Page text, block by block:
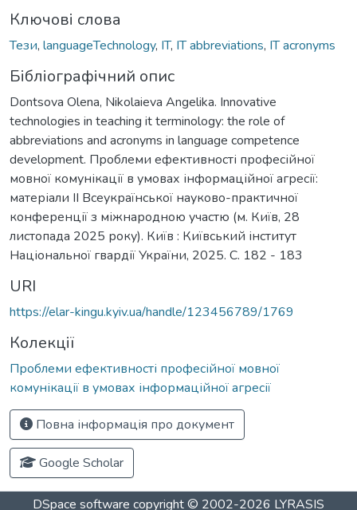
Ключові слова
Тези, languageTechnology, IT, IT abbreviations, IT acronyms
Бібліографічний опис
Dontsova Olena, Nikolaieva Angelika. Innovative
technologies in teaching it terminology: the role of
abbreviations and acronyms in language competence
development. Проблеми ефективності професійної
мовної комунікації в умовах інформаційної агресії:
матеріали ІІ Всеукраїнської науково-практичної
конференції з міжнародною участю (м. Київ, 28
листопада 2025 року). Київ : Київський інститут
Національної гвардії України, 2025. C. 182 - 183
URI
https://elar-kingu.kyiv.ua/handle/123456789/1769
Колекції
Проблеми ефективності професійної мовної
комунікації в умовах інформаційної агресії
Повна інформація про документ
Google Scholar
DSpace software copyright © 2002-2026 LYRASIS